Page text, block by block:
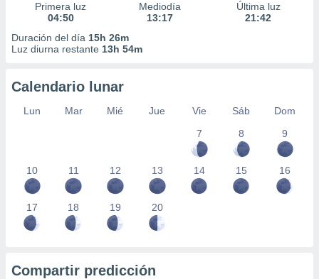
Primera luz
04:50
Mediodía
13:17
Última luz
21:42
Duración del día 15h 26m
Luz diurna restante 13h 54m
Calendario lunar
Lun Mar Mié Jue Vie Sáb
Dom
7
8 9
10 11 12 13 14 15 16
17 18 19 20
Compartir predicción